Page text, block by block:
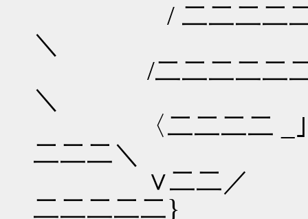
/ 二二二二二二
＼
/二二二二二二二
＼
〈二二二二 _｣Ｌ
二二二＼
∨二二／
二二二二二}